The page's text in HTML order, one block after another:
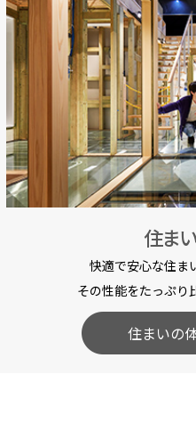
住ま
快適で安心な住ま
その性能をたっぷり
住まいの